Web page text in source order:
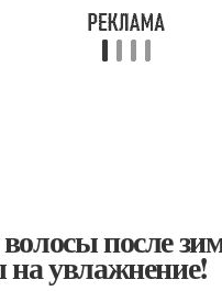
после
на увлажнение!